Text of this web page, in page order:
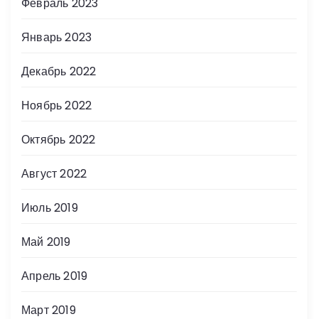
Январь 2023
Декабрь 2022
Ноябрь 2022
Октябрь 2022
Август 2022
Июль 2019
Май 2019
Апрель 2019
Март 2019